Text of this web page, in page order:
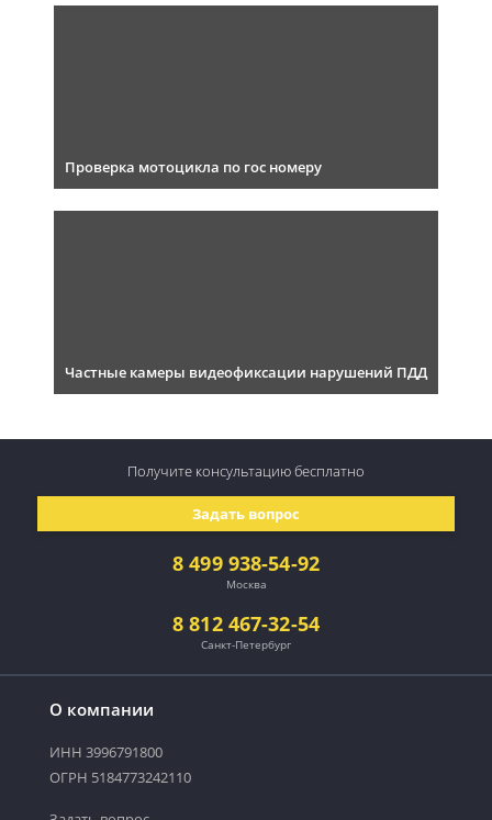
Проверка мотоцикла по гос номеру
Частные камеры видеофиксации нарушений ПДД
О компании
ИНН 3996791800
ОГРН 5184773242110
8 499 938-54-92
Москва
8 812 467-32-54
Санкт-Петербург
Задать вопрос
Получите консультациюбесплатно